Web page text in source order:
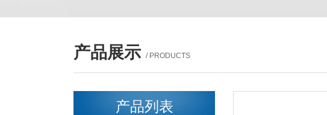
产品展示 / PRODUCTS
产品列表